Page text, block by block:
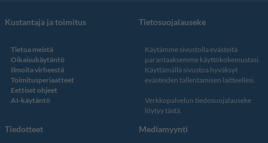
Kustantaja ja toimitus
Tietoa meistä
Oikaisukäytäntö
Ilmoita virheestä
Toimitusperiaatteet
Eettiset ohjeet
AI-käytäntö
Tietosuojalauseke
Käytämme sivustolla evästeitä
parantaaksemme käyttökokemustasi.
Käyttämällä sivustoa hyväksyt
evästeiden tallentamisen laitteellesi.
Verkkopalvelun tiedosuojalauseke
löytyy tästä.
Tiedotteet Mediamyynti